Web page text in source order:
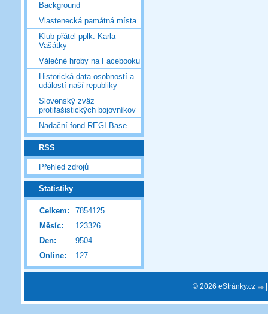
Background
Vlastenecká památná místa
Klub přátel pplk. Karla
Vašátky
Válečné hroby na Facebooku
Historická data osobností a
událostí naší republiky
Slovenský zväz
protifašistických bojovníkov
Nadační fond REGI Base
RSS
Přehled zdrojů
Statistiky
Online: 127
Celkem:
7854125
Měsíc:
123326
Den:
9504
© 2026 eStránky.cz